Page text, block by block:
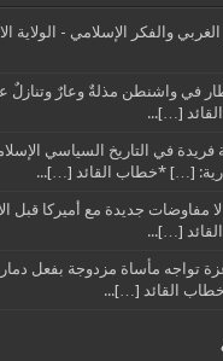
والفكر الإسلامي - الولاية
في واشنطن مذلةٌ وعارٌ وتنازلٌ
[…]...
فريدة في التاريخ السياسي
[…] *خطاب القائد […]...
لا مفاوضات جديدة مع أميركا قبل
[…]...
تواجه مأساة مزدوجة بفعل دمار
*خطاب القائد […]...